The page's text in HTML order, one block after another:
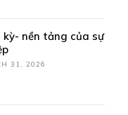
nền tảng của sự
31, 2026